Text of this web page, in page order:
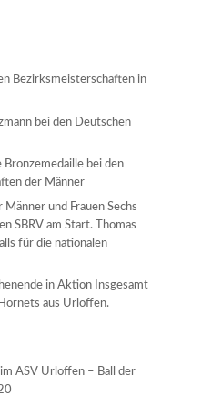
Bezirksmeisterschaften in
bei den Deutschen
bei den
der Männer
und Frauen Sechs
SBRV am Start. Thomas
für die nationalen
in Aktion Insgesamt
aus Urloffen.
ASV Urloffen – Ball der